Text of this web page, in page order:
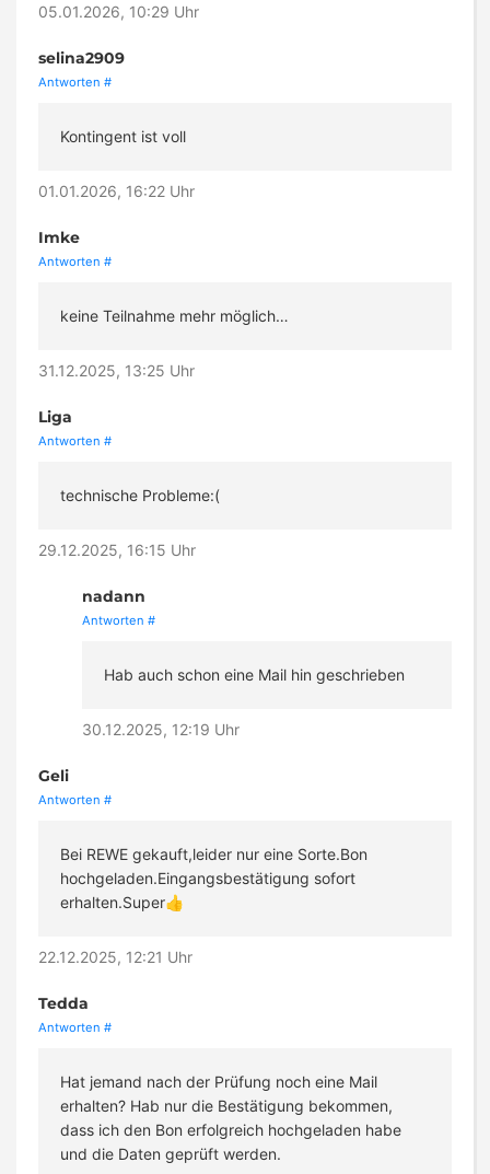
05.01.2026, 10:29 Uhr
selina2909
Antworten #
Kontingent ist voll
01.01.2026, 16:22 Uhr
Imke
Antworten #
keine Teilnahme mehr möglich…
31.12.2025, 13:25 Uhr
Liga
Antworten #
technische Probleme:(
29.12.2025, 16:15 Uhr
nadann
Antworten #
Hab auch schon eine Mail hin geschrieben
30.12.2025, 12:19 Uhr
Geli
Antworten #
Bei REWE gekauft,leider nur eine Sorte.Bon
hochgeladen.Eingangsbestätigung sofort
erhalten.Super👍
22.12.2025, 12:21 Uhr
Tedda
Antworten #
Hat jemand nach der Prüfung noch eine Mail
erhalten? Hab nur die Bestätigung bekommen,
dass ich den Bon erfolgreich hochgeladen habe
und die Daten geprüft werden.